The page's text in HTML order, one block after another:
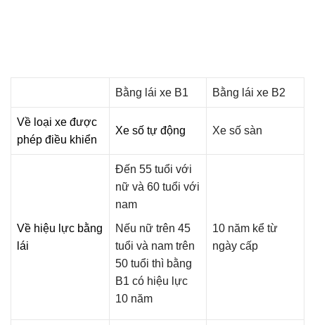
Bằng lái xe B1 Bằng lái xe B2
Về loại xe được
phép điều khiển
Xe số tự động Xe số sàn
Về hiệu lực bằng
lái
Đến 55 tuổi với
nữ và 60 tuổi với
nam
Nếu nữ trên 45
tuổi và nam trên
50 tuổi thì bằng
B1 có hiệu lực
10 năm
10 năm kể từ
ngày cấp